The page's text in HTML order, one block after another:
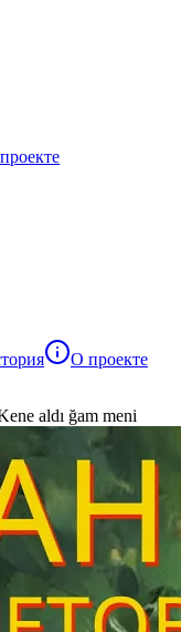
О проекте
aldı ğam meni